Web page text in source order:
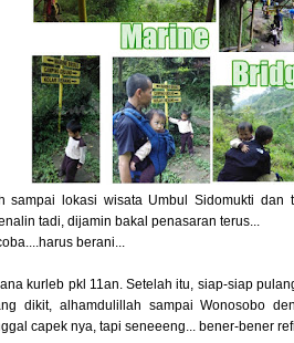
sampai lokasi wisata Umbul Sidomukti dan
tadi, dijamin bakal penasaran terus...
berani...
kurleb pkl 11an. Setelah itu, siap-siap
dikit, alhamdulillah sampai Wonosobo
capek nya, tapi seneeeng... bener-bener